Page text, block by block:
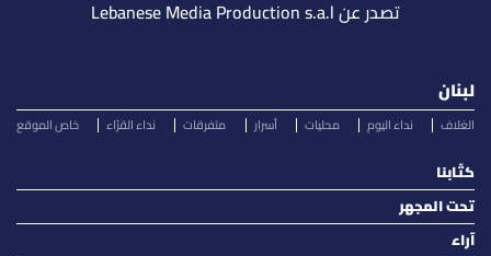
تصدر عن Lebanese Media Production s.a.l
لبنان
الغلاف نداء اليوم محليات أسرار متفرقات نداء القرّاء خاص الموقع
كتّابنا
تحت المجهر
آراء